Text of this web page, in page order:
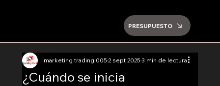
PRESUPUESTO
¿Cuándo se inicia
marketing trading 0052 sept 20253 min de lectura